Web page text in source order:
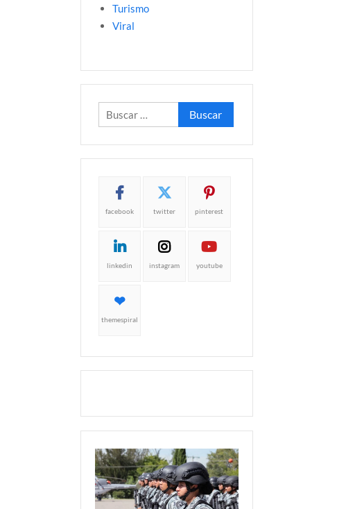
Turismo
Viral
Buscar:
facebook twitter pinterest
linkedin instagram youtube
themespiral